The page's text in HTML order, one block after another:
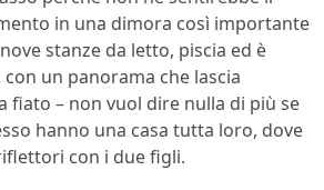
in una dimora così importante
stanze da letto, piscia ed è
un panorama che lascia
fiato – non vuol dire nulla di più se
hanno una casa tutta loro, dove
con i due figli.